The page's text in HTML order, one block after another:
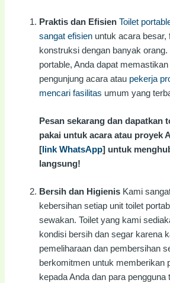
Praktis dan Efisien Toilet
sangat efisien untuk acara besar,
konstruksi dengan banyak orang.
portable, Anda dapat
pengunjung acara atau pekerja
mencari fasilitas umum yang
Pesan sekarang dan dapatkan
pakai untuk acara atau proyek
[ link WhatsApp] untuk
langsung!
Bersih dan Higienis Kami
kebersihan setiap unit toilet
sewakan. Toilet yang kami
kondisi bersih dan segar karena
pemeliharaan dan pembersihan
berkomitmen untuk memberikan
kepada Anda dan para pengguna